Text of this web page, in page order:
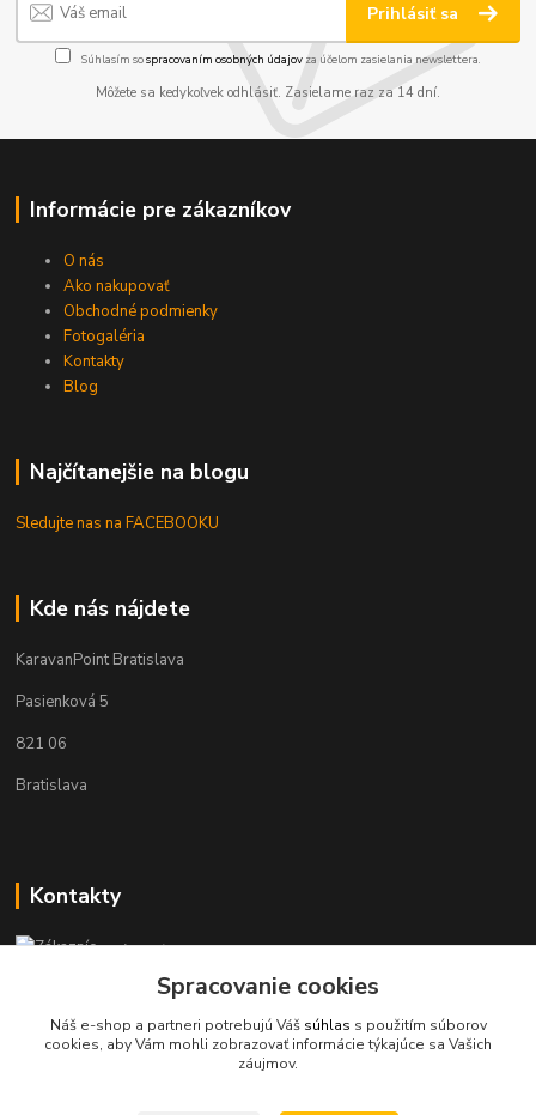
Prihlásiť sa
Súhlasím sospracovaním osobných údajov za účelom zasielania newslettera.
Môžete sa kedykoľvek odhlásiť. Zasielame raz za 14 dní.
Informácie pre zákazníkov
O nás
Ako nakupovať
Obchodné podmienky
Fotogaléria
Kontakty
Blog
Najčítanejšie na blogu
Sledujte nas na FACEBOOKU
Kde nás nájdete
KaravanPoint Bratislava
Pasienková 5
821 06
Bratislava
Kontakty
Zákaznícka podpora KaravanPoint
+421902309993
(Po-Pia, 9-18 hod.)
info@karavanpoint.sk
Spracovanie cookies
Náš e-shop a partneri potrebujú Váš súhlas s použitím súborov
cookies, aby Vám mohli zobrazovať informácie týkajúce sa Vašich
záujmov.